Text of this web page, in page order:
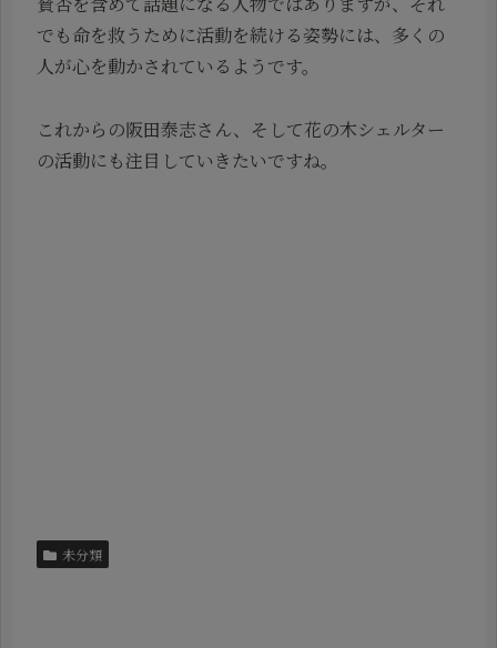
でも命を救うために活動を続ける姿勢には、多くの
人が心を動かされているようです。
これからの阪田泰志さん、そして花の木シェルター
の活動にも注目していきたいですね。
未分類